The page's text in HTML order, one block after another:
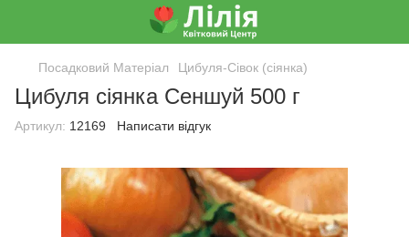
Посадковий Матеріал Цибуля-Сівок (сіянка)
Цибуля сіянка Сеншуй 500 г
Артикул: 12169 Написати відгук